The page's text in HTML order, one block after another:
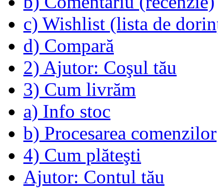
c) Wishlist (lista de
d) Compară
2) Ajutor: Coşul tău
3) Cum livrăm
a) Info stoc
b) Procesarea comenzilor
4) Cum plăteşti
Ajutor: Contul tău